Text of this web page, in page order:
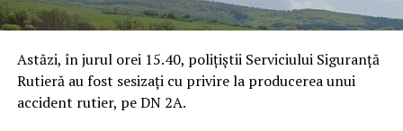
Astăzi, în jurul orei 15.40, polițiștii Serviciului Siguranță
Rutieră au fost sesizați cu privire la producerea unui
accident rutier, pe DN 2A.